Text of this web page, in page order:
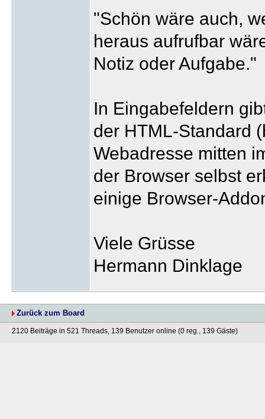
"Schön wäre auch,
heraus aufrufbar
Notiz oder Aufgabe."
In Eingabefeldern
der HTML-Standard
Webadresse mitten
der Browser selbst
einige Browser-
Viele Grüsse
Hermann Dinklage
Zurück zum Board
2120 Beiträge in 521 Threads, 139 Benutzer online (0 reg., 139 Gäste)